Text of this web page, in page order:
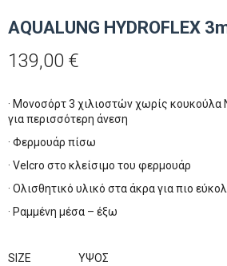
AQUALUNG HYDROFLEX
139,00 €
· Μονοσόρτ 3 χιλιοστών χωρίς κουκούλα
για περισσότερη άνεση
· Φερμουάρ πίσω
· Velcro στο κλείσιμο του φερμουάρ
· Ολισθητικό υλικό στα άκρα για πιο
· Ραμμένη μέσα – έξω
SIZE ΥΨΟΣ